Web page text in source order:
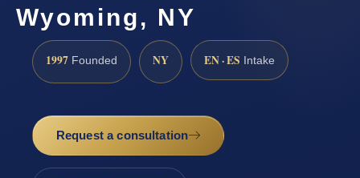
Wyoming, NY
1997 Founded NY EN · ES Intake
Request a consultation